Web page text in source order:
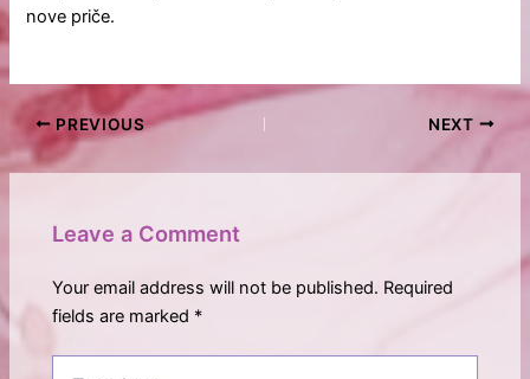
nove priče.
PREVIOUS NEXT
Leave a Comment
Your email address will not be published. Required
fields are marked *